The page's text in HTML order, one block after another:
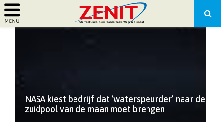
PRIMARY
NASA kiest bedrijf dat ‘waterspeurder’ naar de
zuidpool van de maan moet brengen